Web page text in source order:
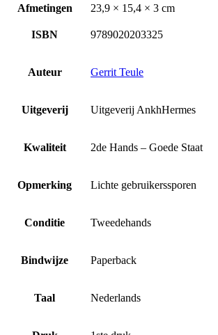
Afmetingen
23,9 × 15,4 × 3 cm
ISBN 9789020203325
Auteur Gerrit Teule
Uitgeverij Uitgeverij AnkhHermes
Kwaliteit 2de Hands – Goede Staat
Opmerking Lichte gebruikerssporen
Conditie Tweedehands
Bindwijze Paperback
Taal Nederlands